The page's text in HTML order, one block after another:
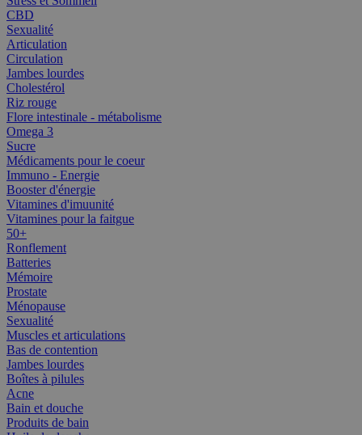
CBD
Sexualité
Articulation
Circulation
Jambes lourdes
Cholestérol
Riz rouge
Flore intestinale - métabolisme
Omega 3
Sucre
Médicaments pour le coeur
Immuno - Energie
Booster d'énergie
Vitamines d'imuunité
Vitamines pour la faitgue
50+
Ronflement
Batteries
Mémoire
Prostate
Ménopause
Sexualité
Muscles et articulations
Bas de contention
Jambes lourdes
Boîtes à pilules
Acne
Bain et douche
Produits de bain